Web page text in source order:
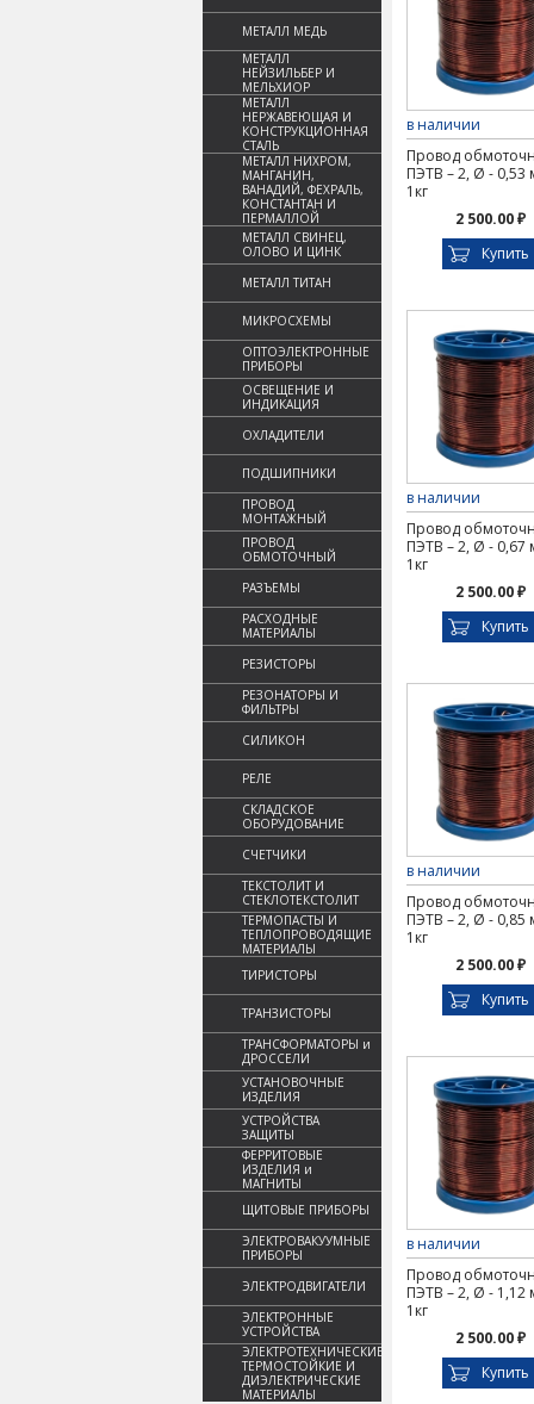
МЕТАЛЛ МЕДЬ
МЕТАЛЛ
НЕЙЗИЛЬБЕР И
МЕЛЬХИОР
МЕТАЛЛ
НЕРЖАВЕЮЩАЯ И
КОНСТРУКЦИОННАЯ
СТАЛЬ
МЕТАЛЛ НИХРОМ,
МАНГАНИН,
ВАНАДИЙ, ФЕХРАЛЬ,
КОНСТАНТАН И
ПЕРМАЛЛОЙ
МЕТАЛЛ СВИНЕЦ,
ОЛОВО И ЦИНК
МЕТАЛЛ ТИТАН
МИКРОСХЕМЫ
ОПТОЭЛЕКТРОННЫЕ
ПРИБОРЫ
ОСВЕЩЕНИЕ И
ИНДИКАЦИЯ
ОХЛАДИТЕЛИ
ПОДШИПНИКИ
ПРОВОД
МОНТАЖНЫЙ
ПРОВОД
ОБМОТОЧНЫЙ
РАЗЪЕМЫ
РАСХОДНЫЕ
МАТЕРИАЛЫ
РЕЗИСТОРЫ
РЕЗОНАТОРЫ И
ФИЛЬТРЫ
СИЛИКОН
РЕЛЕ
СКЛАДСКОЕ
ОБОРУДОВАНИЕ
СЧЕТЧИКИ
ТЕКСТОЛИТ И
СТЕКЛОТЕКСТОЛИТ
ТЕРМОПАСТЫ И
ТЕПЛОПРОВОДЯЩИЕ
МАТЕРИАЛЫ
ТИРИСТОРЫ
ТРАНЗИСТОРЫ
ТРАНСФОРМАТОРЫ и
ДРОССЕЛИ
УСТАНОВОЧНЫЕ
ИЗДЕЛИЯ
УСТРОЙСТВА
ЗАЩИТЫ
ФЕРРИТОВЫЕ
ИЗДЕЛИЯ и
МАГНИТЫ
ЩИТОВЫЕ ПРИБОРЫ
ЭЛЕКТРОВАКУУМНЫЕ
ПРИБОРЫ
ЭЛЕКТРОДВИГАТЕЛИ
ЭЛЕКТРОННЫЕ
УСТРОЙСТВА
ЭЛЕКТРОТЕХНИЧЕСКИЕ,
ТЕРМОСТОЙКИЕ И
ДИЭЛЕКТРИЧЕСКИЕ
МАТЕРИАЛЫ
в наличии
Провод
ПЭТВ – 2, Ø - 0,53
1кг
2 500.00 ₽
Купить
в наличии
Провод
ПЭТВ – 2, Ø - 0,67
1кг
2 500.00 ₽
Купить
в наличии
Провод
ПЭТВ – 2, Ø - 0,85
1кг
2 500.00 ₽
Купить
в наличии
Провод
ПЭТВ – 2, Ø - 1,12
1кг
2 500.00 ₽
Купить